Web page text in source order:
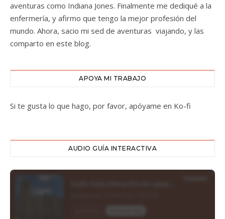
aventuras como Indiana Jones. Finalmente me dediqué a la
enfermería, y afirmo que tengo la mejor profesión del
mundo. Ahora, sacio mi sed de aventuras viajando, y las
comparto en este blog.
APOYA MI TRABAJO
Si te gusta lo que hago, por favor, apóyame en Ko-fi
AUDIO GUÍA INTERACTIVA